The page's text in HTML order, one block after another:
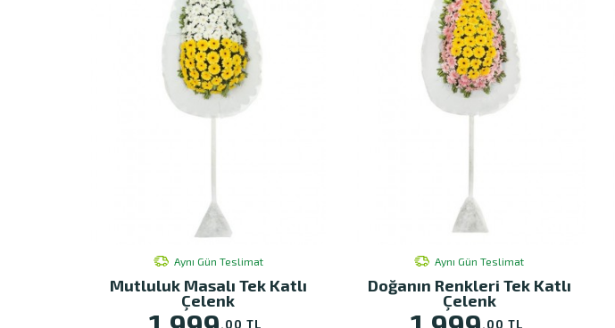
Aynı Gün Teslimat
Mutluluk Masalı Tek Katlı
Çelenk
,00 TL
Aynı Gün Teslimat
Doğanın Renkleri Tek Katlı
Çelenk
,00 TL